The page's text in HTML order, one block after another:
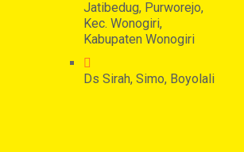
Jatibedug, Purworejo,
Kec. Wonogiri,
Kabupaten Wonogiri
Ds Sirah, Simo, Boyolali